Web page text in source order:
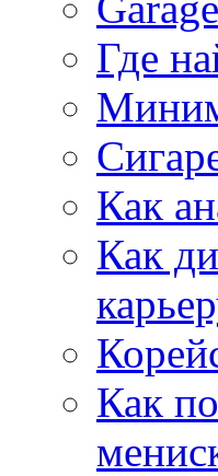
Где
Как
Как
Как